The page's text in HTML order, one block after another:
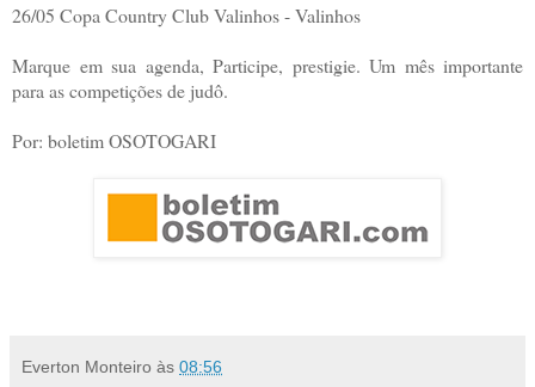
26/05 Copa Country Club Valinhos - Valinhos
Marque em sua agenda, Participe, prestigie. Um mês importante
para as competições de judô.
Por: boletim OSOTOGARI
Everton Monteiro às 08:56